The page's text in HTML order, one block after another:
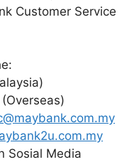
Customer Service
Sosial Media